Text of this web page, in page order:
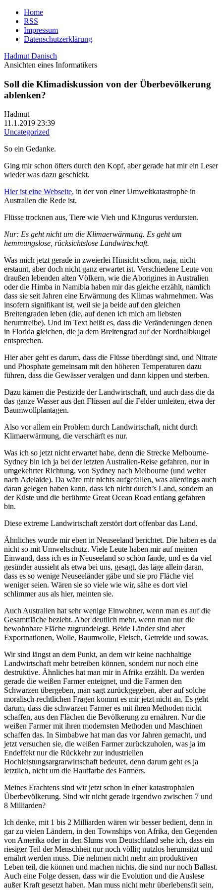
Home
RSS
Impressum
Datenschutzerklärung
Hadmut Danisch
Ansichten eines Informatikers
Soll die Klimadiskussion von der Überbevölkerung
ablenken?
Hadmut
11.1.2019 23:39
Uncategorized
So ein Gedanke.
Ging mir schon öfters durch den Kopf, aber gerade hat mir ein Leser
wieder was dazu geschickt.
Hier ist eine Webseite, in der von einer Umweltkatastrophe in
Australien die Rede ist.
Flüsse trocknen aus, Tiere wie Vieh und Kängurus verdursten.
Nur: Es geht nicht um die Klimaerwärmung. Es geht um
hemmungslose, rücksichtslose Landwirtschaft.
Was mich jetzt gerade in zweierlei Hinsicht schon, naja, nicht
erstaunt, aber doch nicht ganz erwartet ist. Verschiedene Leute von
draußen lebenden alten Völkern, wie die Aborigines in Australien
oder die Himba in Namibia haben mir das gleiche erzählt, nämlich
dass sie seit Jahren eine Erwärmung des Klimas wahrnehmen. Was
insofern signifikant ist, weil sie ja beide auf den gleichen
Breitengraden leben (die, auf denen ich mich am liebsten
herumtreibe). Und im Text heißt es, dass die Veränderungen denen
in Florida gleichen, die ja dem Breitengrad auf der Nordhalbkugel
entsprechen.
Hier aber geht es darum, dass die Flüsse überdüngt sind, und Nitrate
und Phosphate gemeinsam mit den höheren Temperaturen dazu
führen, dass die Gewässer veralgen und dann kippen und sterben.
Dazu kämen die Pestizide der Landwirtschaft, und auch dass die da
das ganze Wasser aus den Flüssen auf die Felder umleiten, etwa der
Baumwollplantagen.
Also vor allem ein Problem durch Landwirtschaft, nicht durch
Klimaerwärmung, die verschärft es nur.
Was ich so jetzt nicht erwartet habe, denn die Strecke Melbourne-
Sydney bin ich ja bei der letzten Australien-Reise gefahren, nur in
umgekehrter Richtung, von Sydney nach Melbourne (und weiter
nach Adelaide). Da wäre mir nichts aufgefallen, was allerdings auch
daran gelegen haben kann, dass ich nicht durch’s Land, sondern an
der Küste und die berühmte Great Ocean Road entlang gefahren
bin.
Diese extreme Landwirtschaft zerstört dort offenbar das Land.
Ähnliches wurde mir eben in Neuseeland berichtet. Die haben es da
nicht so mit Umweltschutz. Viele Leute haben mir auf meinen
Einwand, dass ich es in Neuseeland so schön fände, und es da viel
gesünder aussieht als etwa bei uns, gesagt, das läge allein daran,
dass es so wenige Neuseeländer gäbe und sie pro Fläche viel
weniger seien. Wären sie so viele wie wir, sähe es dort viel
schlimmer aus als hier, meinten sie.
Auch Australien hat sehr wenige Einwohner, wenn man es auf die
Gesamtfläche bezieht. Aber deutlich mehr, wenn man nur die
bewohnbare Fläche zugrundelegt. Beide Länder sind aber
Exportnationen, Wolle, Baumwolle, Fleisch, Getreide und sowas.
Wir sind längst an dem Punkt, an dem wir keine nachhaltige
Landwirtschaft mehr betreiben können, sondern nur noch eine
destruktive. Ähnliches hat man mir in Afrika erzählt. Da werden
gerade die weißen Farmer enteignet, und die Farmen den
Schwarzen übergeben, man sagt zurückgegeben, aber auf solche
moralisch-rechtlichen Fragen kommt es mir jetzt nicht an. Es geht
darum, dass die schwarzen Farmer es mit ihren Methoden nicht
schaffen, aus den Flächen die Bevölkerung zu ernähren. Nur die
weißen Farmer mit ihren modernsten Methoden und Maschinen
schaffen das. In Simbabwe hat man das vor Jahren gemacht, und
jetzt versuchen sie, die weißen Farmer zurückzuholen, was ja im
Endeffekt nur die Rückkehr zur industriellen
Hochleistungsargrarwirtschaft bedeutet, denn darum geht es ja
letztlich, nicht um die Hautfarbe des Farmers.
Meines Erachtens sind wir jetzt schon in einer katastrophalen
Überbevölkerung. Sind wir nicht gerade irgendwo zwischen 7 und
8 Milliarden?
Ich denke, mit 1 bis 2 Milliarden wären wir besser bedient, denn in
gar zu vielen Ländern, in den Townships von Afrika, den Gegenden
von Amerika oder in den Slums von Deutschland sehe ich, dass ein
riesiger Teil der Menschheit nur noch völlig nutzlos herumsitzt und
ernährt werden muss. Die nehmen nicht mehr am produktiven
Leben teil, die können und machen nichts, die sind nur noch Ballast.
Auch eine Folge dessen, dass wir die Evolution und die Auslese
außer Kraft gesetzt haben. Man muss nicht mehr überlebensfit sein,